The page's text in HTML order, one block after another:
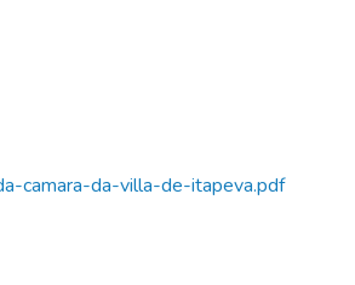
camara-da-villa-de-itapeva.pdf